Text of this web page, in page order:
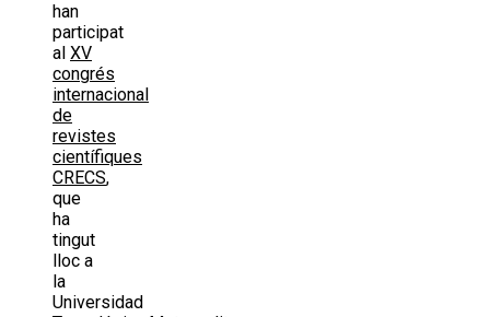
han
participat
al XV
congrés
internacional
de
revistes
científiques
CRECS,
que
ha
tingut
lloc a
la
Universidad